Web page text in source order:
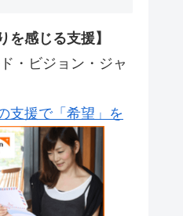
を感じる支援】
・ビジョン・ジャ
支援で「希望」を